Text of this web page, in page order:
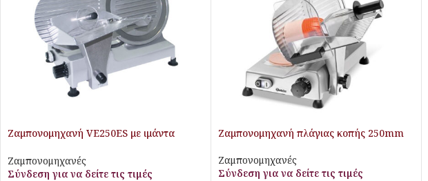
Ζαμπονομηχανή VE250ES με ιμάντα
Ζαμπονομηχανές
Σύνδεση για να δείτε τις τιμές
Ζαμπονομηχανή πλάγιας κοπής 250mm
Ζαμπονομηχανές
Σύνδεση για να δείτε τις τιμές